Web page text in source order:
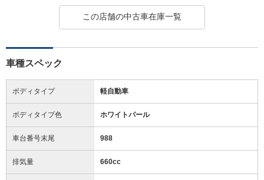
この店舗の中古車在庫一覧
車種スペック
ボディタイプ 軽自動車
ボディタイプ色 ホワイトパール
車台番号末尾 988
排気量 660cc